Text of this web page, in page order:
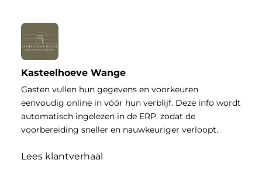
Kasteelhoeve Wange
Gasten vullen hun gegevens en voorkeuren
eenvoudig online in vóór hun verblijf. Deze info wordt
automatisch ingelezen in de ERP, zodat de
voorbereiding sneller en nauwkeuriger verloopt.
Lees klantverhaal